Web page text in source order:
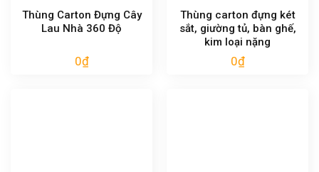
Thùng Carton Đựng Cây
Lau Nhà 360 Độ
0₫
Thùng carton đựng két
sắt, giường tủ, bàn ghế,
kim loại nặng
0₫